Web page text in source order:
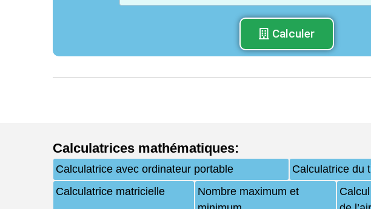
Calculer
Calculatrices mathématiques:
Calculatrice avec ordinateur portable Calculatrice du
Calculatrice matricielle
Nombre maximum et